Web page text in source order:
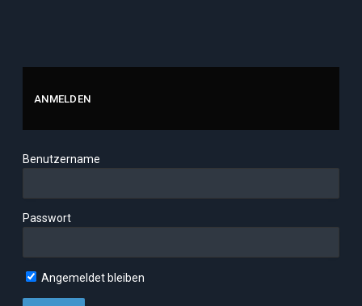
ANMELDEN
Benutzername
Passwort
Angemeldet bleiben